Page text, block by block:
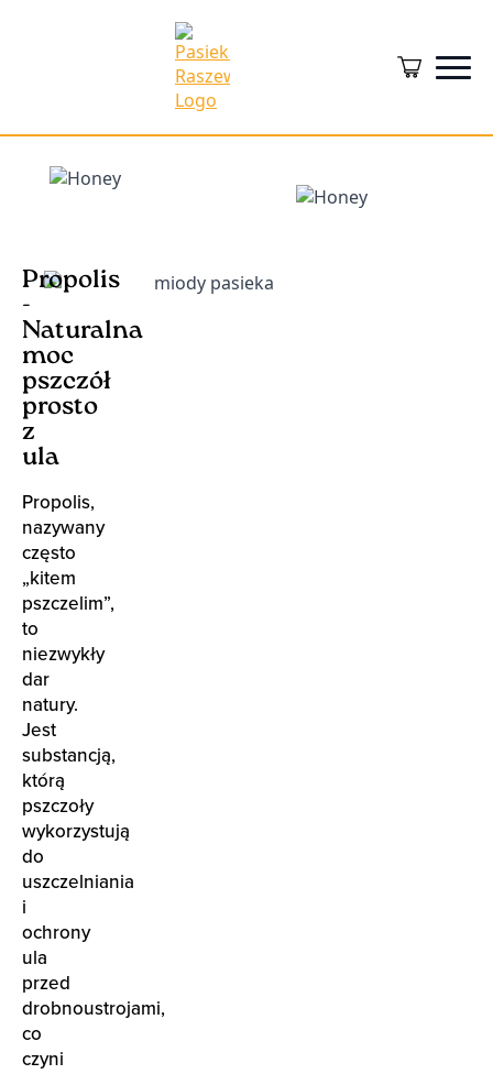
Propolis
-
Naturalna
moc
pszczół
prosto
z
ula
Propolis,
nazywany
często
„kitem
pszczelim”,
to
niezwykły
dar
natury.
Jest
substancją,
którą
pszczoły
wykorzystują
do
uszczelniania
i
ochrony
ula
przed
drobnoustrojami,
co
czyni